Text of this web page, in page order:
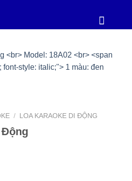
/ LOA KARAOKE DI ĐỘNG
Động